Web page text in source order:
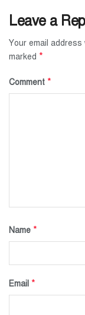
Leave a
Your email address
marked *
Comment *
Name *
Email *